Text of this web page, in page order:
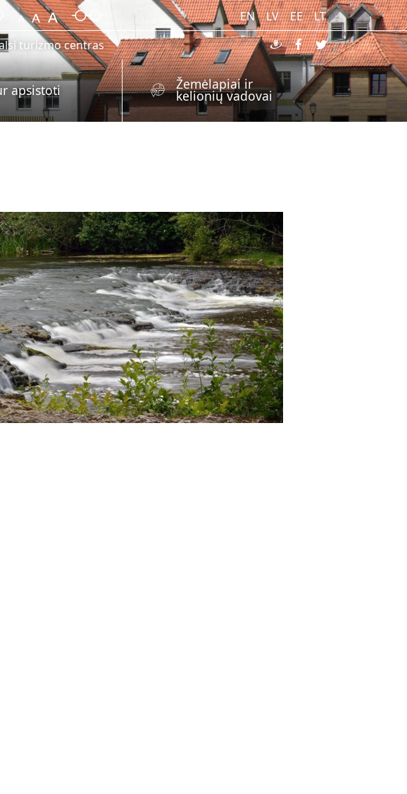
EN LV EE
LT
turizmo centras
apsistoti Žemėlapiai ir
kelionių vadovai